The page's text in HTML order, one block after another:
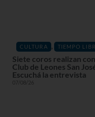
CULTURA , TIEMPO
Siete coros realizan
Club de Leones San
Escuchá la entrevista
07/08/26